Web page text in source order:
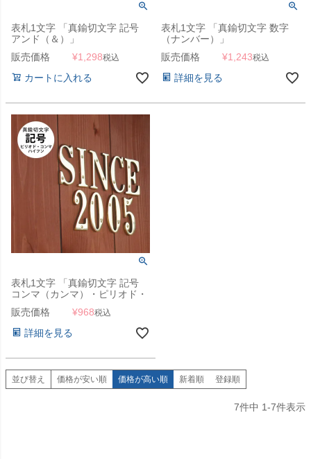
表札1文字 「真鍮切文字 記号
アンド（＆）」
販売価格
¥1,298税込
カートに入れる
表札1文字 「真鍮切文字 数字
（ナンバー）」
販売価格
¥1,243税込
詳細を見る
表札1文字 「真鍮切文字 記号
コンマ（カンマ）・ピリオド・
ハイフン」
販売価格 ¥968税込
詳細を見る
並び替え 価格が安い順 価格が高い順 新着順 登録順
7件中 1-7件表示